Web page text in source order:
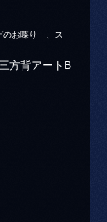
お喋り」、ス
方背アートB